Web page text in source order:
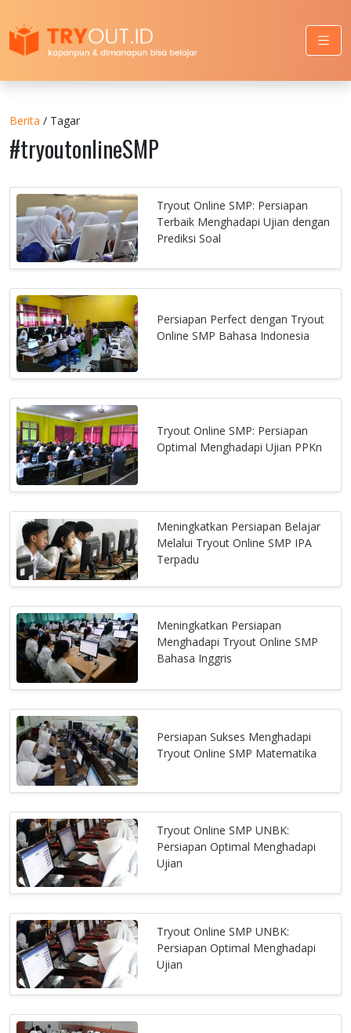
Berita / Tagar
#tryoutonlineSMP
Tryout Online SMP: Persiapan
Terbaik Menghadapi Ujian dengan
Prediksi Soal
Persiapan Perfect dengan Tryout
Online SMP Bahasa Indonesia
Tryout Online SMP: Persiapan
Optimal Menghadapi Ujian PPKn
Meningkatkan Persiapan Belajar
Melalui Tryout Online SMP IPA
Terpadu
Meningkatkan Persiapan
Menghadapi Tryout Online SMP
Bahasa Inggris
Persiapan Sukses Menghadapi
Tryout Online SMP Matematika
Tryout Online SMP UNBK:
Persiapan Optimal Menghadapi
Ujian
Tryout Online SMP UNBK:
Persiapan Optimal Menghadapi
Ujian